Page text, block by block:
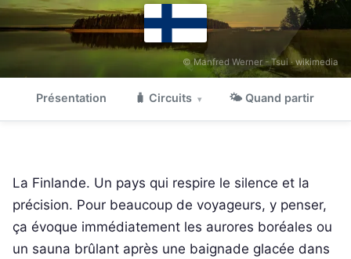
© Manfred Werner - Tsui ·wikimedia
Présentation 🧳 Circuits ▾ 🌤 Quand partir
La Finlande. Un pays qui respire le silence et la
précision. Pour beaucoup de voyageurs, y penser,
ça évoque immédiatement les aurores boréales ou
un sauna brûlant après une baignade glacée dans